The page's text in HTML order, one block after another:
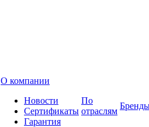
О компании
Новости
Сертификаты
Гарантия
По
отраслям